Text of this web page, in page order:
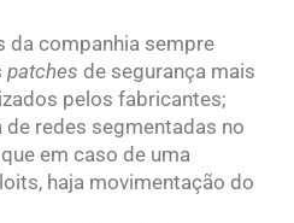
da companhia sempre
patches de segurança mais
pelos fabricantes;
de redes segmentadas no
em caso de uma
haja movimentação do